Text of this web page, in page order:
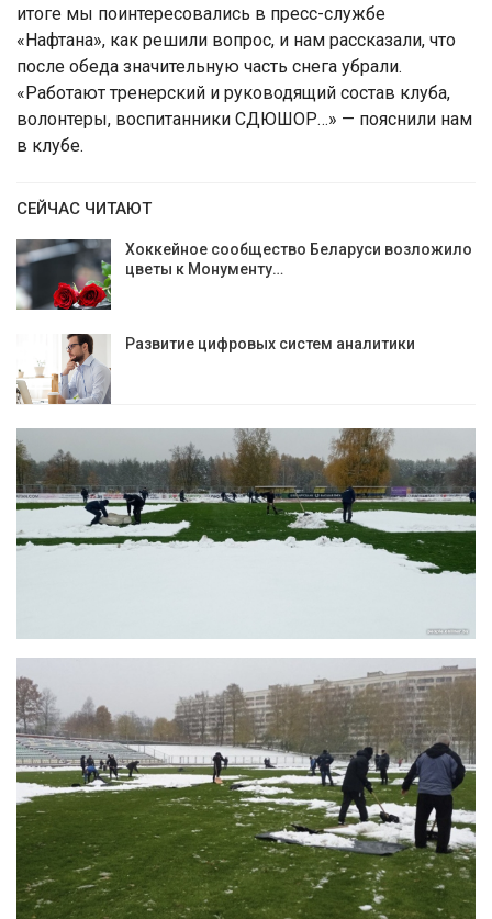
итоге мы поинтересовались в пресс-службе
«Нафтана», как решили вопрос, и нам рассказали, что
после обеда значительную часть снега убрали.
«Работают тренерский и руководящий состав клуба,
волонтеры, воспитанники СДЮШОР…» — пояснили нам
в клубе.
СЕЙЧАС ЧИТАЮТ
Хоккейное сообщество Беларуси возложило
цветы к Монументу…
Развитие цифровых систем аналитики